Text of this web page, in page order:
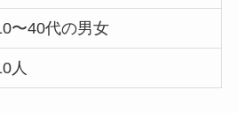
〜40代の男女
人